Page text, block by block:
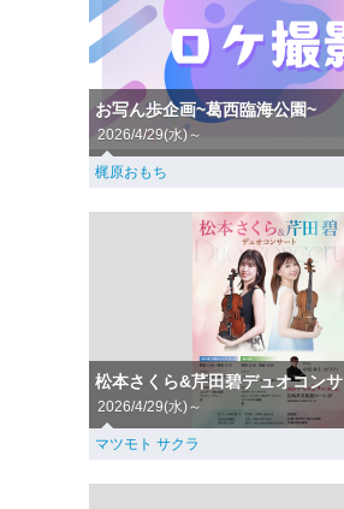
お写ん歩企画~葛西臨海公園~
2026/4/29(水)～
梶原おもち
松本さくら&芹田碧デュオコンサ
2026/4/29(水)～
マツモト サクラ